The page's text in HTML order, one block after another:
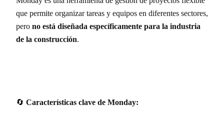
que permite organizar tareas y equipos en diferentes sectores,
pero no está diseñada específicamente para la industria
de la construcción.
🔄 Características clave de Monday: